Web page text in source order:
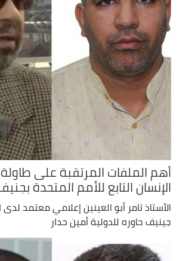
أهم الملفات المرتقبة على
الإنسان التابع للأمم المتحدة
الأستاذ تامر أبو العينين إعلامي معتمد
جينيف حاوره للدولية أمين حدار